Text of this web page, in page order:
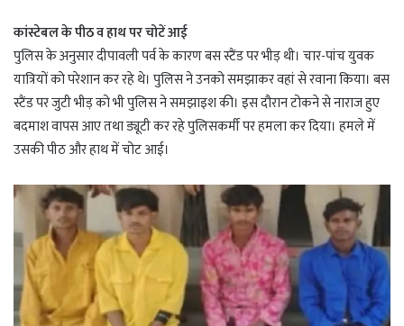
कांस्टेबल के पीठ व हाथ पर चोटें आई
पुलिस के अनुसार दीपावली पर्व के कारण बस स्टैंड पर भीड़ थी। चार-पांच युवक
यात्रियों को परेशान कर रहे थे। पुलिस ने उनको समझाकर वहां से रवाना किया। बस
स्टैंड पर जुटी भीड़ को भी पुलिस ने समझाइश की। इस दौरान टोकने से नाराज हुए
बदमाश वापस आए तथा ड्यूटी कर रहे पुलिसकर्मी पर हमला कर दिया। हमले में
उसकी पीठ और हाथ में चोट आई।